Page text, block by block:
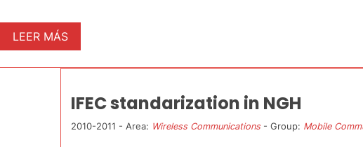
LEER MÁS
IFEC standarization in NGH
2010-2011 - Area: Wireless Communications- Group: Mobile